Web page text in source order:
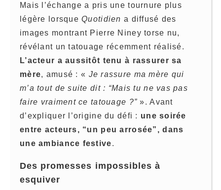
Mais l’échange a pris une tournure plus
légère lorsqueQuotidien a diffusé des
images montrant Pierre Niney torse nu,
révélant un tatouage récemment réalisé.
L’acteur a aussitôt tenu à rassurer sa
mère, amusé : « Je rassure ma mère qui
m’a tout de suite dit : “Mais tu ne vas pas
faire vraiment ce tatouage ?” ». Avant
d’expliquer l’origine du défi : une soirée
entre acteurs, “un peu arrosée”, dans
une ambiance festive.
Des promesses impossibles à
esquiver